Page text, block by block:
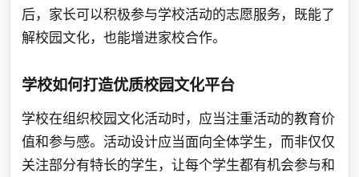
后，家长可以积极参与学校活动的志愿服务，既能了
解校园文化，也能增进家校合作。
学校如何打造优质校园文化平台
学校在组织校园文化活动时，应当注重活动的教育价
值和参与感。活动设计应当面向全体学生，而非仅仅
关注部分有特长的学生，让每个学生都有机会参与和